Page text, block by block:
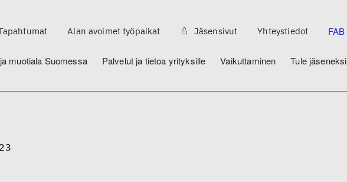
Alan avoimet työpaikat Jäsensivut Yhteystiedot FAB
muotiala Suomessa Palvelut ja tietoa yrityksille Vaikuttaminen Tule jäseneksi